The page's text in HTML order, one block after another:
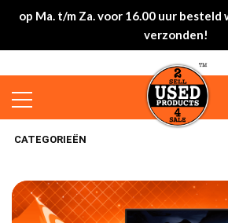
op Ma. t/m Za. voor 16.00 uur
verzonden!
CATEGORIEËN